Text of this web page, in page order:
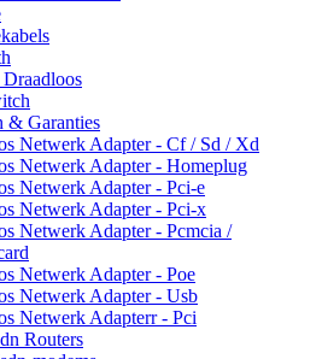
& Garanties
Netwerk Adapter - Cf / Sd / Xd
Netwerk Adapter - Homeplug
Netwerk Adapter - Pci-e
Netwerk Adapter - Pci-x
Netwerk Adapter - Pcmcia /
Netwerk Adapter - Poe
Netwerk Adapter - Usb
Netwerk Adapterr - Pci
Routers